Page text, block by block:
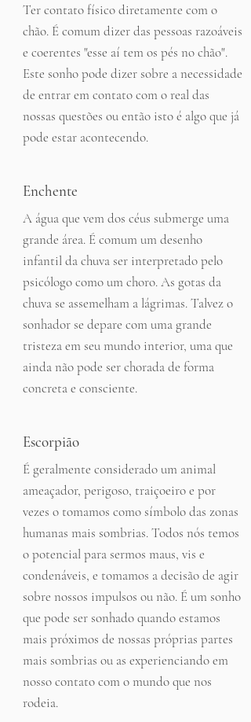
Ter contato físico diretamente com o
chão. É comum dizer das pessoas razoáveis
e coerentes "esse aí tem os pés no chão".
Este sonho pode dizer sobre a necessidade
de entrar em contato com o real das
nossas questões ou então isto é algo que já
pode estar acontecendo.
Enchente
A água que vem dos céus submerge uma
grande área. É comum um desenho
infantil da chuva ser interpretado pelo
psicólogo como um choro. As gotas da
chuva se assemelham a lágrimas. Talvez o
sonhador se depare com uma grande
tristeza em seu mundo interior, uma que
ainda não pode ser chorada de forma
concreta e consciente.
Escorpião
É geralmente considerado um animal
ameaçador, perigoso, traiçoeiro e por
vezes o tomamos como símbolo das zonas
humanas mais sombrias. Todos nós temos
o potencial para sermos maus, vis e
condenáveis, e tomamos a decisão de agir
sobre nossos impulsos ou não. É um sonho
que pode ser sonhado quando estamos
mais próximos de nossas próprias partes
mais sombrias ou as experienciando em
nosso contato com o mundo que nos
rodeia.